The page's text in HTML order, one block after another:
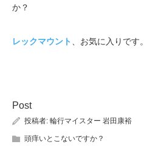
か？
レックマウント 、お気に入りです。
Post
投稿者: 輪行マイスター 岩田康裕
頭痒いとこないですか？